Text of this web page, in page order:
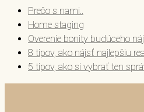
Prečo s nami..
Home staging
Overenie bonity budúceho
8 tipov, ako nájsť najlepšiu
5 tipov, ako si vybrať ten